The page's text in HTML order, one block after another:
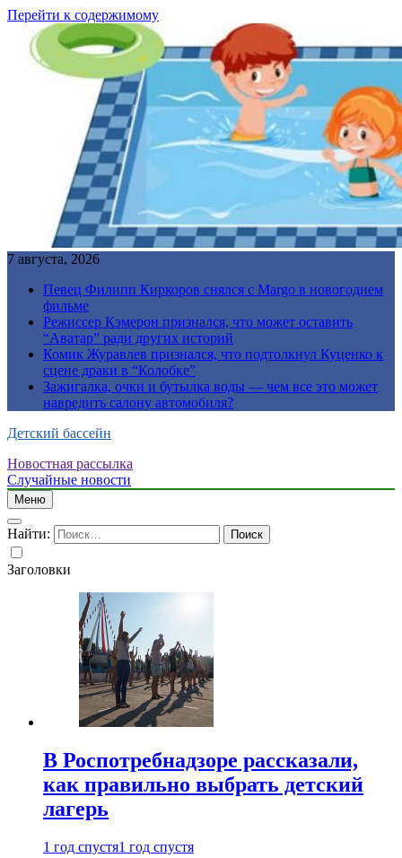
Перейти к содержимому
7 августа, 2026
Певец Филипп Киркоров снялся с Margo в новогоднем
фильме
Режиссер Кэмерон признался, что может оставить
“Аватар” ради других историй
Комик Журавлев признался, что подтолкнул Куценко к
сцене драки в “Колобке”
Зажигалка, очки и бутылка воды — чем все это может
навредить салону автомобиля?
Детский бассейн
Новостная рассылка
Случайные новости
Меню
Найти:
Заголовки
В Роспотребнадзоре рассказали,
как правильно выбрать детский
лагерь
1 год спустя1 год спустя